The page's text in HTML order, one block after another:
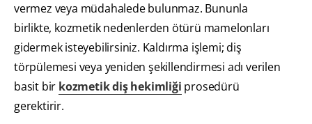
vermez veya müdahalede bulunmaz. Bununla
birlikte, kozmetik nedenlerden ötürü mamelonları
gidermek isteyebilirsiniz. Kaldırma işlemi; diş
törpülemesi veya yeniden şekillendirmesi adı verilen
basit bir kozmetik diş hekimliği prosedürü
gerektirir.